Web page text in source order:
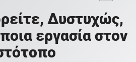
Δυστυχώς,
εργασία στον